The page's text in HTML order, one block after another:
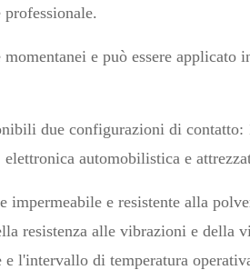
e può essere applicato
due configurazioni di contatto:
automobilistica e
e resistente alla
resistenza alle vibrazioni e della
l'intervallo di temperatura